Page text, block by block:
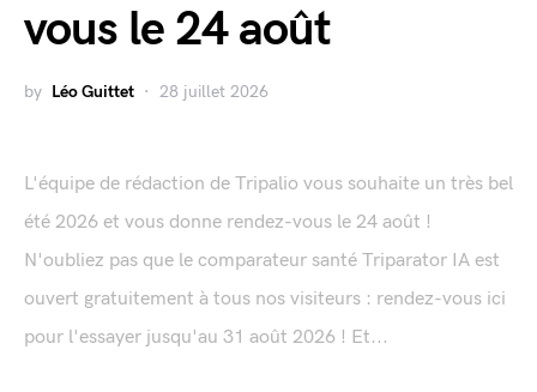
vous le 24 août
by Léo Guittet 28 juillet 2026
L'équipe de rédaction de Tripalio vous souhaite un très bel
été 2026 et vous donne rendez-vous le 24 août !
N'oubliez pas que le comparateur santé Triparator IA est
ouvert gratuitement à tous nos visiteurs : rendez-vous ici
pour l'essayer jusqu'au 31 août 2026 ! Et...